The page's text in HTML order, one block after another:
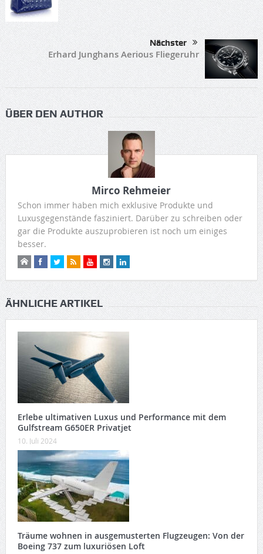
Nächster
Erhard Junghans Aerious Fliegeruhr
ÜBER DEN AUTHOR
Mirco Rehmeier
Schon immer haben mich exklusive Produkte und
Luxusgegenstände fasziniert. Darüber zu schreiben oder
gar die Produkte auszuprobieren ist noch um einiges
besser.
ÄHNLICHE ARTIKEL
Erlebe ultimativen Luxus und Performance mit dem
Gulfstream G650ER Privatjet
10. Juli 2024
Träume wohnen in ausgemusterten Flugzeugen: Von der
Boeing 737 zum luxuriösen Loft